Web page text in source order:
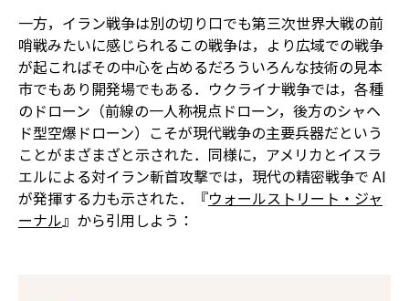
一方，イラン戦争は別の切り口でも第三次世界大戦の前
哨戦みたいに感じられる――この戦争は，より広域での戦争
が起こればその中心を占めるだろういろんな技術の見本
市でもあり開発場でもある．ウクライナ戦争では，各種
のドローン（前線の一人称視点ドローン，後方のシャヘ
ド型空爆ドローン）こそが現代戦争の主要兵器だという
ことがまざまざと示された．同様に，アメリカとイスラ
エルによる対イラン斬首攻撃では，現代の精密戦争で AI
が発揮する力も示された．『ウォールストリート・ジャ
ーナル』から引用しよう：